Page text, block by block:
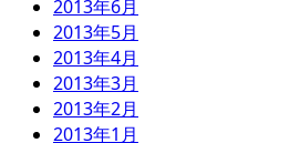
2013年6月
2013年5月
2013年4月
2013年3月
2013年2月
2013年1月